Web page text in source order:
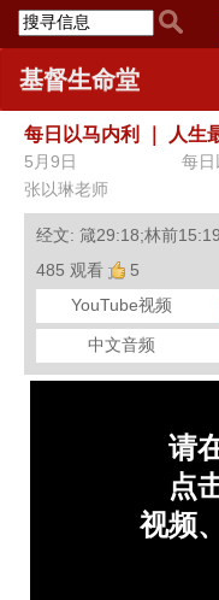
基督生命堂
每日以马内利 人生
5月9日
每日
张以琳老师
经文: 箴29:18;林前
485 观看
5
YouTube视频
中文音频